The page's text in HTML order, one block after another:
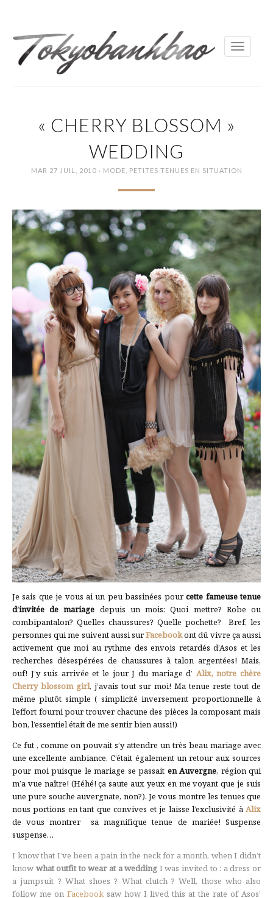
Toggle
« CHERRY BLOSSOM »
WEDDING
MAR 27 JUIL, 2010 · MODE PETITES TENUES EN SITUATION
Je sais que je vous ai un peu bassinées pourcette fameuse tenue
d’invitée de mariage depuis un mois: Quoi mettre? Robe ou
combipantalon? Quelles chaussures? Quelle pochette? Bref, les
personnes qui me suivent aussi surFacebookont dû vivre ça aussi
activement que moi au rythme des envois retardés d’Asos et les
recherches désespérées de chaussures à talon argentées! Mais,
ouf! J’y suis arrivée et le jour J du mariage d’ Alix, notre chère
Cherry blossom girl, j’avais tout sur moi! Ma tenue reste tout de
même plutôt simple ( simplicité inversement proportionnelle à
l’effort fourni pour trouver chacune des pièces la composant mais
bon, l’essentiel était de me sentir bien aussi!)
Ce fut , comme on pouvait s’y attendre un très beau mariage avec
une excellente ambiance. C’était également un retour aux sources
pour moi puisque le mariage se passait en Auvergne, région qui
m’a vue naître! (Héhé! ça saute aux yeux en me voyant que je suis
une pure souche auvergnate, non?). Je vous montre les tenues que
nous portions en tant que convives et je laisse l’exclusivité à Alix
de vous montrer sa magnifique tenue de mariée! Suspense
suspense…
I know that I’ve been a pain in the neck for a month, when I didn’t
know what outfit to wear at a wedding I was invited to : a dress or
a jumpsuit ? What shoes ? What clutch ? Well, those who also
follow me on Facebook saw how I lived this at the rate of Asos’